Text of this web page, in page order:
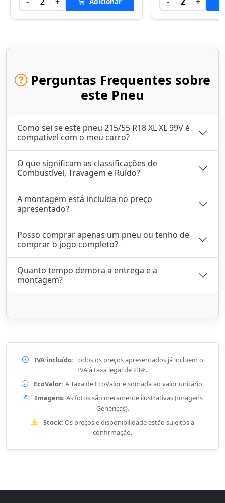
Perguntas Frequentes sobre
este Pneu
Como sei se este pneu 215/55 R18 XL XL 99V é
compatível com o meu carro?
O que significam as classificações de
Combustível, Travagem e Ruído?
A montagem está incluída no preço
apresentado?
Posso comprar apenas um pneu ou tenho de
comprar o jogo completo?
Quanto tempo demora a entrega e a
montagem?
IVA incluído: Todos os preços apresentados já incluem o
IVA à taxa legal de 23%.
EcoValor: A Taxa de EcoValor é somada ao valor unitário.
Imagens: As fotos são meramente ilustrativas (Imagens
Genéricas).
Stock: Os preços e disponibilidade estão sujeitos a
confirmação.